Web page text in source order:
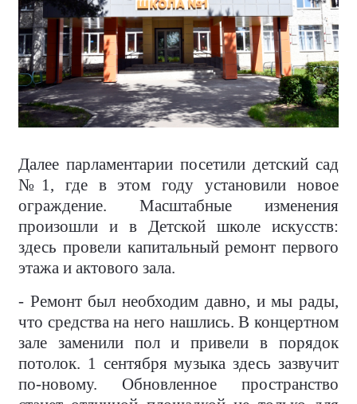
Далее парламентарии посетили детский сад
№1, где в этом году установили новое
ограждение. Масштабные изменения
произошли и в Детской школе искусств:
здесь провели капитальный ремонт первого
этажа и актового зала.
- Ремонт был необходим давно, и мы рады,
что средства на него нашлись. В концертном
зале заменили пол и привели в порядок
потолок. 1 сентября музыка здесь зазвучит
по-новому. Обновленное пространство